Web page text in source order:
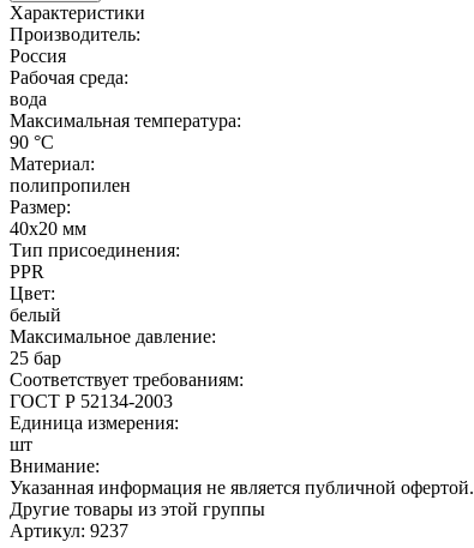
Характеристики
Производитель:
Россия
Рабочая среда:
вода
Максимальная температура:
90 °C
Материал:
полипропилен
Размер:
40х20 мм
Тип присоединения:
PPR
Цвет:
белый
Максимальное давление:
25 бар
Соответствует требованиям:
ГОСТ Р 52134-2003
Единица измерения:
шт
Внимание:
Указанная информация не является публичной офертой.
Другие товары из этой группы
Артикул: 9237